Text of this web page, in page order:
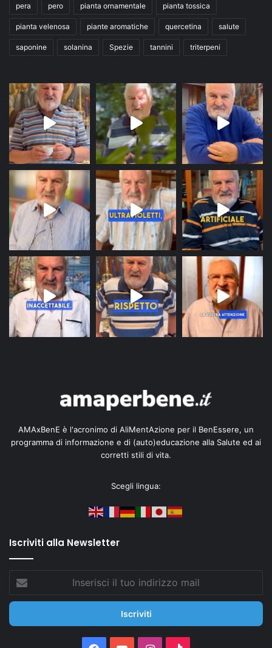
pera pero pianta ornamentale pianta tossica
pianta velenosa piante aromatiche quercetina salute
saponine solanina Spezie tannini triterpeni
AMAxBenE è l'acronimo di AliMentAzione per il BenEssere, un
programma di informazione e di (auto)educazione alla Salute ed ai
corretti stili di vita.
Scegli lingua:
Iscriviti alla Newsletter
tuo
mail